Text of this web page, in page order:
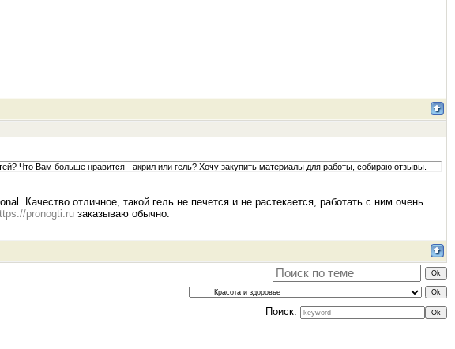
Что Вам больше нравится - акрил или гель? Хочу закупить материалы для работы, собираю отзывы.
Качество отличное, такой гель не печется и не растекается, работать с ним очень
pronogti.ru заказываю обычно.
Поиск: